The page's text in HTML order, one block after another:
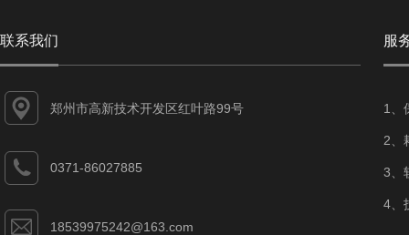
联系我们
郑州市高新技术开发区红叶路99号
0371-86027885
18539975242@163.com
服
1、
2、
3、
4、